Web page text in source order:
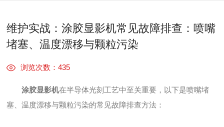
维护实战：涂胶显影机常见故障排查：喷嘴
堵塞、温度漂移与颗粒污染
浏览次数：435
涂胶显影机在半导体光刻工艺中至关重要，以下是喷嘴堵
塞、温度漂移与颗粒污染的常见故障排查方法：